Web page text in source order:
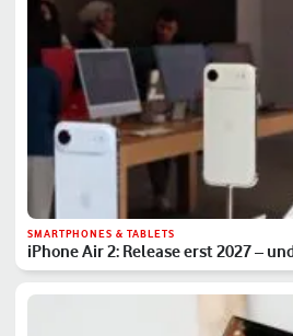
SMARTPHONES & TABLETS
iPhone Air 2: Release erst 2027 –